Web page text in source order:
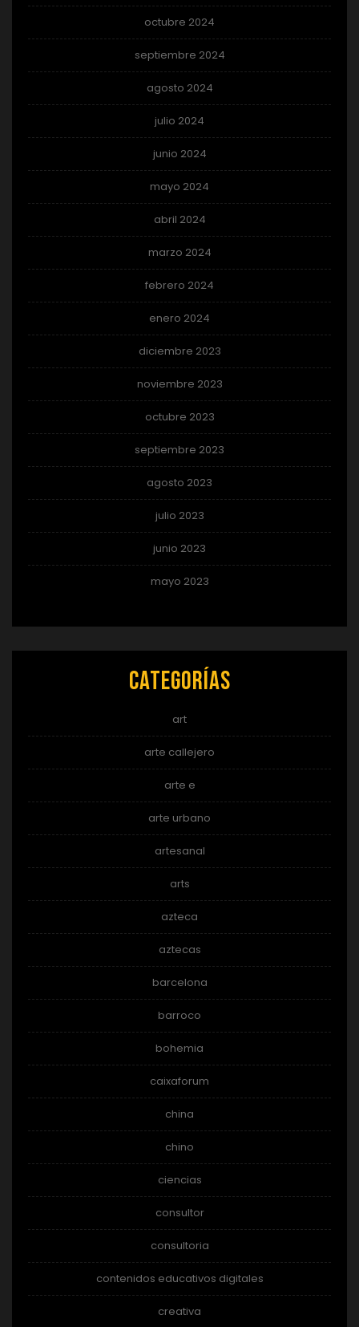
octubre 2024
septiembre 2024
agosto 2024
julio 2024
junio 2024
mayo 2024
abril 2024
marzo 2024
febrero 2024
enero 2024
diciembre 2023
noviembre 2023
octubre 2023
septiembre 2023
agosto 2023
julio 2023
junio 2023
mayo 2023
Categorías
art
arte callejero
arte e
arte urbano
artesanal
arts
azteca
aztecas
barcelona
barroco
bohemia
caixaforum
china
chino
ciencias
consultor
consultoria
contenidos educativos digitales
creativa